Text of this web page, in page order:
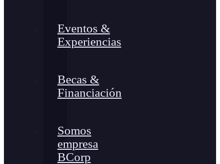
Eventos &
Experiencias
Becas &
Financiación
Somos
empresa
BCorp